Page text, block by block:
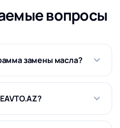
вопросы
замены масла?